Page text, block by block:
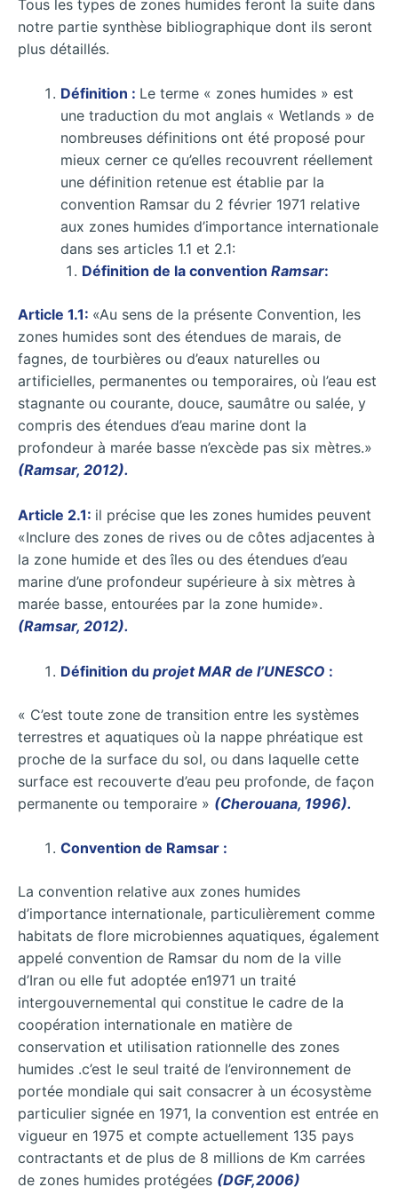
Tous les types de zones humides feront la suite dans
notre partie synthèse bibliographique dont ils seront
plus détaillés.
Définition : Le terme « zones humides » est
une traduction du mot anglais « Wetlands » de
nombreuses définitions ont été proposé pour
mieux cerner ce qu’elles recouvrent réellement
une définition retenue est établie par la
convention Ramsar du 2 février 1971 relative
aux zones humides d’importance internationale
dans ses articles 1.1 et 2.1:
Définition de la convention Ramsar:
Article 1.1: «Au sens de la présente Convention, les
zones humides sont des étendues de marais, de
fagnes, de tourbières ou d’eaux naturelles ou
artificielles, permanentes ou temporaires, où l’eau est
stagnante ou courante, douce, saumâtre ou salée, y
compris des étendues d’eau marine dont la
profondeur à marée basse n’excède pas six mètres.»
(Ramsar, 2012).
Article 2.1: il précise que les zones humides peuvent
«Inclure des zones de rives ou de côtes adjacentes à
la zone humide et des îles ou des étendues d’eau
marine d’une profondeur supérieure à six mètres à
marée basse, entourées par la zone humide».
(Ramsar, 2012).
Définition du projet MAR de l’UNESCO :
« C’est toute zone de transition entre les systèmes
terrestres et aquatiques où la nappe phréatique est
proche de la surface du sol, ou dans laquelle cette
surface est recouverte d’eau peu profonde, de façon
permanente ou temporaire » (Cherouana, 1996).
Convention de Ramsar :
La convention relative aux zones humides
d’importance internationale, particulièrement comme
habitats de flore microbiennes aquatiques, également
appelé convention de Ramsar du nom de la ville
d’Iran ou elle fut adoptée en1971 un traité
intergouvernemental qui constitue le cadre de la
coopération internationale en matière de
conservation et utilisation rationnelle des zones
humides .c’est le seul traité de l’environnement de
portée mondiale qui sait consacrer à un écosystème
particulier signée en 1971, la convention est entrée en
vigueur en 1975 et compte actuellement 135 pays
contractants et de plus de 8 millions de Km carrées
de zones humides protégées (DGF,2006)